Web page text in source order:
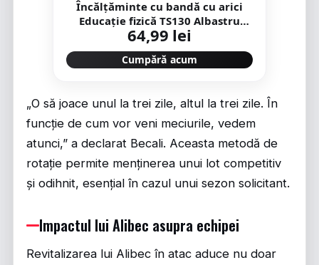
Încălțăminte cu bandă cu arici
Educație fizică TS130 Albastru
Copii
64,99 lei
Cumpără acum
„O să joace unul la trei zile, altul la trei zile. În
funcție de cum vor veni meciurile, vedem
atunci,” a declarat Becali. Aceasta metodă de
rotație permite menținerea unui lot competitiv
și odihnit, esențial în cazul unui sezon solicitant.
Impactul lui Alibec asupra echipei
Revitalizarea lui Alibec în atac aduce nu doar